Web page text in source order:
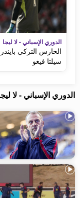
الدوري الإسباني - لا ليجا
الحارس التركي
سيلتا فيغو
الدوري الإسباني - لا